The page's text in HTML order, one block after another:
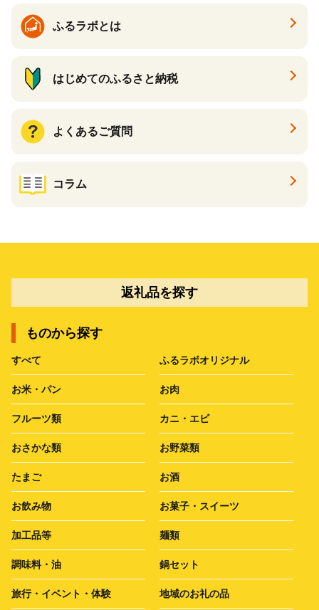
ふるラボとは
はじめてのふるさと納税
よくあるご質問
コラム
返礼品を探す
ものから探す
すべて ふるラボオリジナル
お米・パン お肉
フルーツ類 カニ・エビ
おさかな類 お野菜類
たまご お酒
お飲み物 お菓子・スイーツ
加工品等 麺類
調味料・油 鍋セット
旅行・イベント・体験 地域のお礼の品